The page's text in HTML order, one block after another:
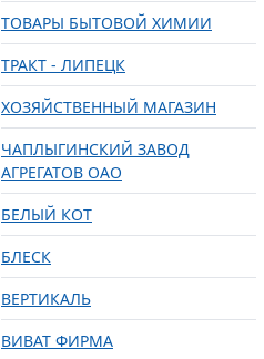
ТОВАРЫ БЫТОВОЙ ХИМИИ
ТРАКТ - ЛИПЕЦК
ХОЗЯЙСТВЕННЫЙ МАГАЗИН
ЧАПЛЫГИНСКИЙ ЗАВОД
АГРЕГАТОВ ОАО
БЕЛЫЙ КОТ
БЛЕСК
ВЕРТИКАЛЬ
ВИВАТ ФИРМА